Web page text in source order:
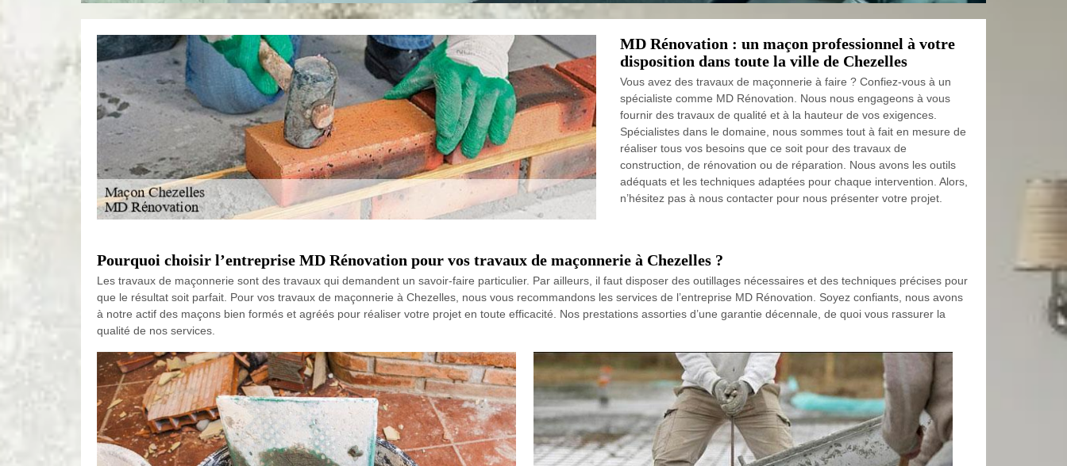
MD Rénovation : un maçon professionnel à votre
disposition dans toute la ville de Chezelles
Vous avez des travaux de maçonnerie à faire ? Confiez-vous à un
spécialiste comme MD Rénovation. Nous nous engageons à vous
fournir des travaux de qualité et à la hauteur de vos exigences.
Spécialistes dans le domaine, nous sommes tout à fait en mesure de
réaliser tous vos besoins que ce soit pour des travaux de
construction, de rénovation ou de réparation. Nous avons les outils
adéquats et les techniques adaptées pour chaque intervention. Alors,
n’hésitez pas à nous contacter pour nous présenter votre projet.
Pourquoi choisir l’entreprise MD Rénovation pour vos travaux de maçonnerie à Chezelles ?
Les travaux de maçonnerie sont des travaux qui demandent un savoir-faire particulier. Par ailleurs, il faut disposer des outillages nécessaires et des techniques précises pour
que le résultat soit parfait. Pour vos travaux de maçonnerie à Chezelles, nous vous recommandons les services de l’entreprise MD Rénovation. Soyez confiants, nous avons
à notre actif des maçons bien formés et agréés pour réaliser votre projet en toute efficacité. Nos prestations assorties d’une garantie décennale, de quoi vous rassurer la
qualité de nos services.